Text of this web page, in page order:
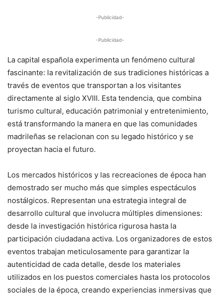
-Publicidad-
-Publicidad-
La capital española experimenta un fenómeno cultural
fascinante: la revitalización de sus tradiciones históricas a
través de eventos que transportan a los visitantes
directamente al siglo XVIII. Esta tendencia, que combina
turismo cultural, educación patrimonial y entretenimiento,
está transformando la manera en que las comunidades
madrileñas se relacionan con su legado histórico y se
proyectan hacia el futuro.
Los mercados históricos y las recreaciones de época han
demostrado ser mucho más que simples espectáculos
nostálgicos. Representan una estrategia integral de
desarrollo cultural que involucra múltiples dimensiones:
desde la investigación histórica rigurosa hasta la
participación ciudadana activa. Los organizadores de estos
eventos trabajan meticulosamente para garantizar la
autenticidad de cada detalle, desde los materiales
utilizados en los puestos comerciales hasta los protocolos
sociales de la época, creando experiencias inmersivas que